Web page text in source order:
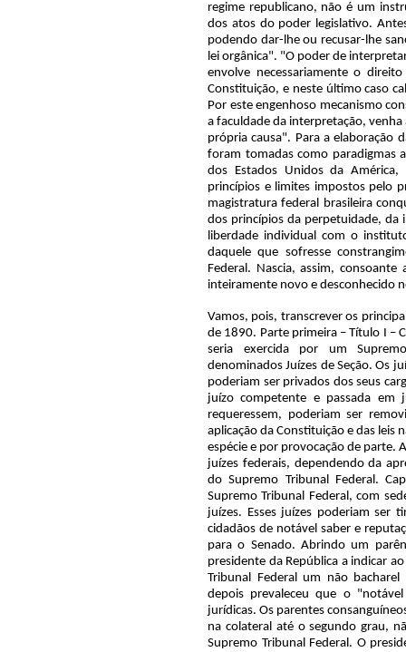
regime republicano, não é um
dos atos do poder legislativo.
podendo dar-lhe ou recusar-lhe
lei orgânica". "O poder de
envolve necessariamente o
Constituição, e neste último caso
Por este engenhoso mecanismo
a faculdade da interpretação, venha
própria causa". Para a elaboração
foram tomadas como paradigmas
dos Estados Unidos da
princípios e limites impostos pelo
magistratura federal brasileira
dos princípios da perpetuidade, da
liberdade individual com o
daquele que sofresse
Federal. Nascia, assim,
inteiramente novo e desconhecido
Vamos, pois, transcrever os principais pontos do Decreto n° 848, de 11 de outubro de 1890. Parte primeira – Título I – Capítulo I – Da Justiça Federal - A Justiça Federal seria exercida por um Supremo Tribunal Federal e por juízes inferiores denominados Juízes de Seção. Os juízes federais eram vitalícios e inamovíveis e não poderiam ser privados dos seus cargos senão em virtude de sentença proferida em juízo competente e passada em julgado. No entanto, os juízes inferiores, se requeressem, poderiam ser removidos de uma para outra seção. Na guarda e aplicação da Constituição e das leis nacionais, a magistratura federal só interviria em espécie e por provocação de parte. Ao presidente da República competia nomear os juízes federais, dependendo da aprovação do Senado a nomeação dos membros do Supremo Tribunal Federal. Capítulo II – Do Supremo Tribunal Federal – O Supremo Tribunal Federal, com sede na capital da República, era composto de 15 juízes. Esses juízes poderiam ser tirados dentre os juízes secionais ou dentre os cidadãos de notável saber e reputação que possuíssem a condição de elegibilidade para o Senado. Abrindo um parêntesis: a expressão "notável saber" levou um presidente da República a indicar ao Senado e ver aprovado como juiz do Supremo Tribunal Federal um não bacharel ou doutor em direito. Houve polêmica, mas depois prevaleceu que o "notável saber" tinha de ser no campo das ciências jurídicas. Os parentes consanguíneos ou afins, na linha ascendente e descendente e na colateral até o segundo grau, não podiam ao mesmo tempo ser membros do Supremo Tribunal Federal. O presidente da República nomearia um dos membros do Tribunal para exercer a função de procurador-geral da República. O Tribunal funcionaria com a maioria dos seus membros. Na falta de número legal seriam chamados sucessivamente os juízes das seções mais próximas, aos quais competia jurisdição plena enquanto funcionassem como substitutos. O Tribunal decidiria as questões afetas a sua competência, ora em primeira e única instância, ora em segunda e última conforme a natureza e o valor da causa. Competia ao Tribunal: a) instruir os processos e julgar em primeira e única instância: 1 – o presidente da República em crimes comuns; 2 – os juízes de seção nos crimes de responsabilidade; 3 – os ministros diplomáticos nos crimes comuns e nos de responsabilidade; 4 – os pleitos entre a União e dos Estados, ou destes entre si; 5 – os litígios e as reclamações entre as nações estrangeiras e a União ou os Estados; 6 – s suspeição oposta a qualquer dos seus membros; 7 – os conflitos de jurisdição entre os juízes federais, ou entre estes e os dos Estados; b) julgar em grau de recurso e em última instância: 1 – as questões decididas pelos juízes de seção e de valor superior a dois contos de réis; 2 – as questões relativas à sucessão de estrangeiros quando o caso não fosse previsto por tratado ou convenção; 3 – as causas criminais julgadas pelos juízes de seção ou pelo júri federal; 4 – as suspeições opostas aos juízes de seção. Haveria também recurso para o Supremo Tribunal Federal das sentenças definitivas proferidas pelos tribunais e juízes dos Estados: 1 – quando a decisão houvesse sido contrária à validade de um tratado ou convenção; à aplicabilidade de uma lei do Congresso Federal, finalmente à legitimidade do exercício de qualquer autoridade que houvesse obrado em nome da União – qualquer que fosse a alçada; 2 – quanto à validade de uma lei ou ato de qualquer Estado que fosse posto em questão como contrário à Constituição, aos tratados e às leis federais e a decisão tivesse sido em favor da validade da lei ou ato; 3 – quando a interpretação de um preceito constitucional ou de lei federal, ou cláusula de um tratado ou convenção, fosse posta em questão e a decisão final tivesse sido contrária à validade do título, direito e privilégio ou isenção, derivado de preceito ou cláusula; c) proceder à revisão dos processos criminais em que houvesse sentença condenatória qualquer que tivesse sido o juiz ou tribunal julgador: 1 – este recurso era facultado exclusivamente aos condenados, que interpusesse por si ou por seus representantes legais nos crimes de todo gêneros, excetuadas as contravenções.